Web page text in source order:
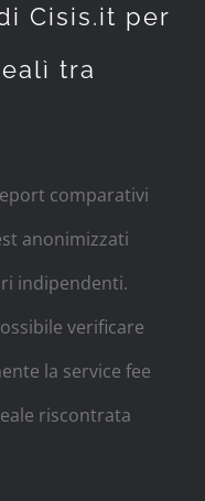
Cisis.it per
tra
comparativi
anonimizzati
indipendenti.
verificare
la service fee
riscontrata